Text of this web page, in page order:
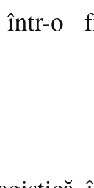
într-